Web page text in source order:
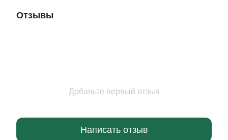
Отзывы
Добавьте первый отзыв
Написать отзыв